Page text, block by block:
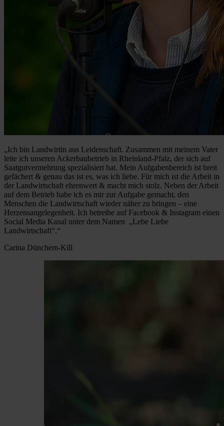
„Ich bin Landwirtin aus Leidenschaft. Zusammen mit meinem Vater
leite ich unseren Ackerbaubetrieb in Rheinland-Pfalz, der sich auf
Saatgutvermehrung spezialisiert hat. Mein Aufgabenbereich ist breit
gefächert & genau das ist es, was ich liebe. Für mich ist die Arbeit in
der Landwirtschaft ehrenwert & macht mich stolz. Neben der Arbeit
auf dem Betrieb habe ich es mir zur Aufgabe gemacht, den
Menschen die Landwirtschaft wieder näher zu bringen – eine
Herzensangelegenheit. Ich betreibe auf Facebook & Instagram einen
Social Media Kanal unter dem Namen „Lebe Liebe
Landwirtschaft“.“
Carina Dünchem-Kill